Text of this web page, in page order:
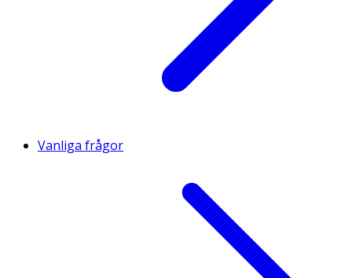
Vanliga frågor